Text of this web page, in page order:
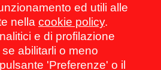
ed utili alle
nella cookie policy.
e di profilazione
abilitarli o meno
'Preferenze' o il